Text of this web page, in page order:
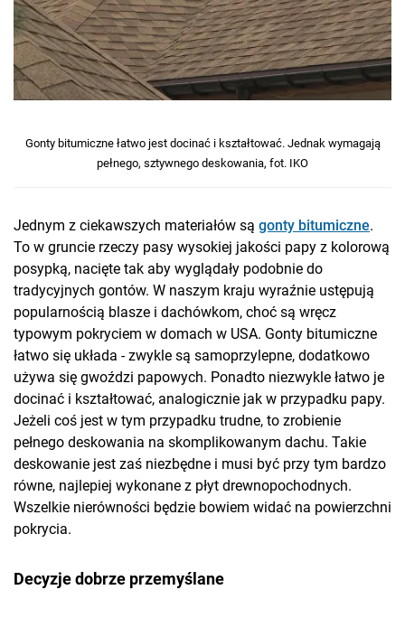
Gonty bitumiczne łatwo jest docinać i kształtować. Jednak wymagają
pełnego, sztywnego deskowania, fot. IKO
Jednym z ciekawszych materiałów są gonty bitumiczne.
To w gruncie rzeczy pasy wysokiej jakości papy z kolorową
posypką, nacięte tak aby wyglądały podobnie do
tradycyjnych gontów. W naszym kraju wyraźnie ustępują
popularnością blasze i dachówkom, choć są wręcz
typowym pokryciem w domach w USA. Gonty bitumiczne
łatwo się układa - zwykle są samoprzylepne, dodatkowo
używa się gwoździ papowych. Ponadto niezwykle łatwo je
docinać i kształtować, analogicznie jak w przypadku papy.
Jeżeli coś jest w tym przypadku trudne, to zrobienie
pełnego deskowania na skomplikowanym dachu. Takie
deskowanie jest zaś niezbędne i musi być przy tym bardzo
równe, najlepiej wykonane z płyt drewnopochodnych.
Wszelkie nierówności będzie bowiem widać na powierzchni
pokrycia.
Decyzje dobrze przemyślane